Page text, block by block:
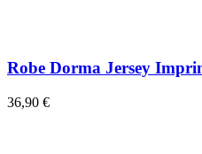
Robe Dorma Jersey
36,90 €